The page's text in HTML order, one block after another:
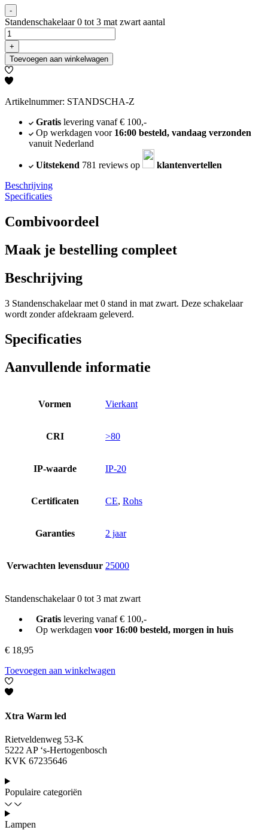
-
Standenschakelaar 0 tot 3 mat zwart aantal
+
Toevoegen aan winkelwagen
Artikelnummer: STANDSCHA-Z
Gratislevering vanaf € 100,-
Op werkdagen voor 16:00 besteld, vandaag verzonden
vanuit Nederland
Uitstekend 781 reviews op
klantenvertellen
Beschrijving
Specificaties
Combivoordeel
Maak je bestelling compleet
Beschrijving
3 Standenschakelaar met 0 stand in mat zwart. Deze schakelaar
wordt zonder afdekraam geleverd.
Specificaties
Aanvullende informatie
Vormen Vierkant
CRI >80
IP-waarde IP-20
Certificaten CE, Rohs
Garanties 2 jaar
Verwachten levensduur 25000
Standenschakelaar 0 tot 3 mat zwart
Gratislevering vanaf € 100,-
Op werkdagen voor 16:00 besteld, morgen in huis
€ 18,95
Toevoegen aan winkelwagen
Xtra Warm led
Rietveldenweg 53-K
5222 AP ‘s-Hertogenbosch
KVK 67235646
Populaire categoriën
Lampen